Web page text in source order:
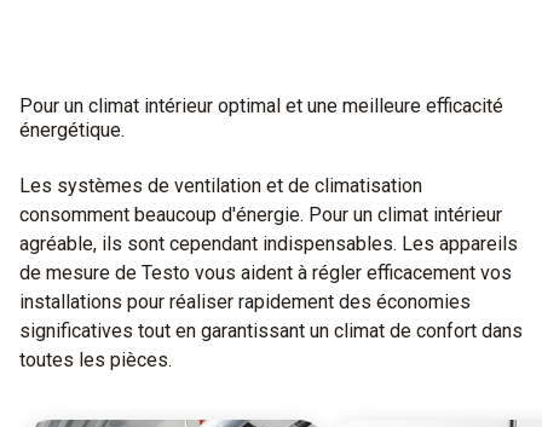
Pour un climat intérieur optimal et une meilleure efficacité
énergétique.
Les systèmes de ventilation et de climatisation
consomment beaucoup d'énergie. Pour un climat intérieur
agréable, ils sont cependant indispensables. Les appareils
de mesure de Testo vous aident à régler efficacement vos
installations pour réaliser rapidement des économies
significatives tout en garantissant un climat de confort dans
toutes les pièces.